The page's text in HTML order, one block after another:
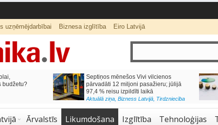
uzņēmējdarbībai Biznesa izglītība Eiro Latvijā
budžetu?
Septiņos mēnešos Vivi vilcienos
pārvadāti 12 miljoni pasažieru; jūlijā
97,4 % reisu izpildīti laikā
Aktuālā ziņa, Bizness Latvijā, Tirdzniecība
Ārvalstīs Likumdošana Izglītība Tehnoloģijas